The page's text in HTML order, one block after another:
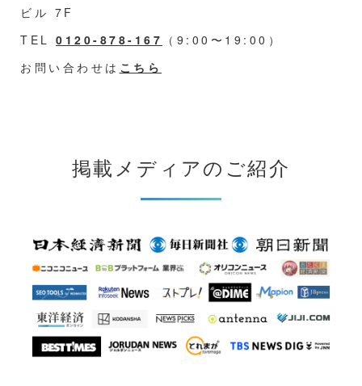
ビル 7F
TEL 0120-878-167 （9:00〜19:00）
お問い合わせは こちら
掲載メディアのご紹介